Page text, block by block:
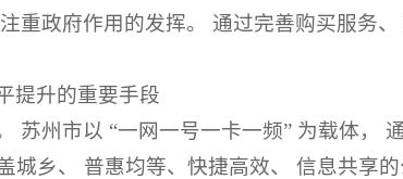
重政府作用的发挥。 通过完善购买服务
提升的重要手段
苏州市以 “一网一号一卡一频” 为载体，
乡、 普惠均等、快捷高效、 信息共享